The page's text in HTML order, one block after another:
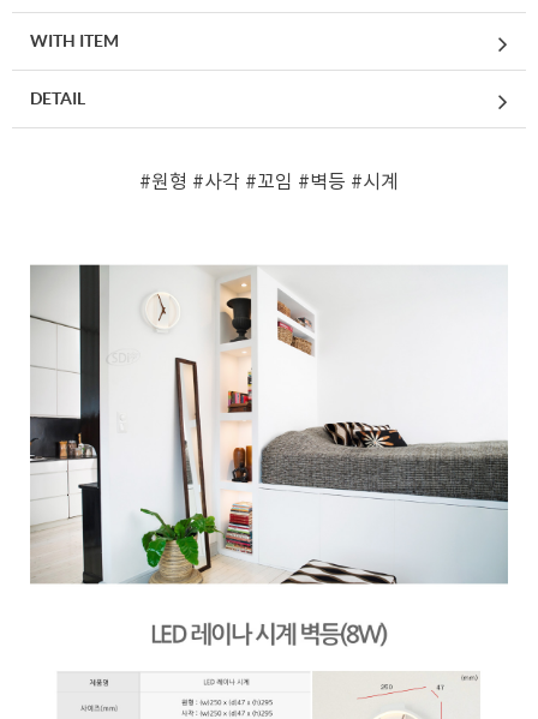
페이코 ID로 페
PAYCO 바로구매
WITH ITEM
DETAIL
#원형 #사각 #꼬임 #벽등 #시계